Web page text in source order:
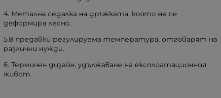
4. Метална седалка на дръжката, която не се
деформира лесно.
5.8 предавки регулируема температура, отговарят на
различни нужди.
6. Термичен дизайн, удължаване на експлоатационния
живот.